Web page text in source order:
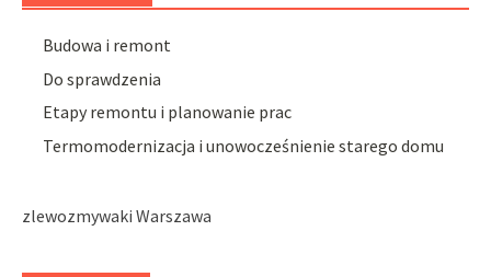
Budowa i remont
Do sprawdzenia
Etapy remontu i planowanie prac
Termomodernizacja i unowocześnienie starego domu
zlewozmywaki Warszawa